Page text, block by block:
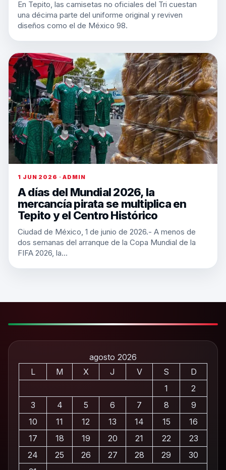
En Tepito, las camisetas no oficiales del Tri cuestan
una décima parte del uniforme original y reviven
diseños como el de México 98.
1 JUN 2026 · ADMIN
A días del Mundial 2026, la
mercancía pirata se multiplica en
Tepito y el Centro Histórico
Ciudad de México, 1 de junio de 2026.- A menos de
dos semanas del arranque de la Copa Mundial de la
FIFA 2026, la…
agosto 2026
L
M X J V S
D
1
2
3
4 5 6 7 8
9
10
11 12 13 14 15
16
17
18 19 20 21 22
23
24
25 26 27 28 29
30